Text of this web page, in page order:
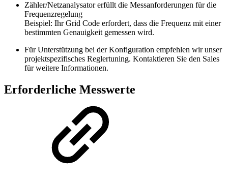
Zähler/Netzanalysator erfüllt die Messanforderungen für die
Frequenzregelung
Beispiel: Ihr Grid Code erfordert, dass die Frequenz mit einer
bestimmten Genauigkeit gemessen wird.
Für Unterstützung bei der Konfiguration empfehlen wir unser
projektspezifisches Reglertuning. Kontaktieren Sie den Sales
für weitere Informationen.
Erforderliche Messwerte